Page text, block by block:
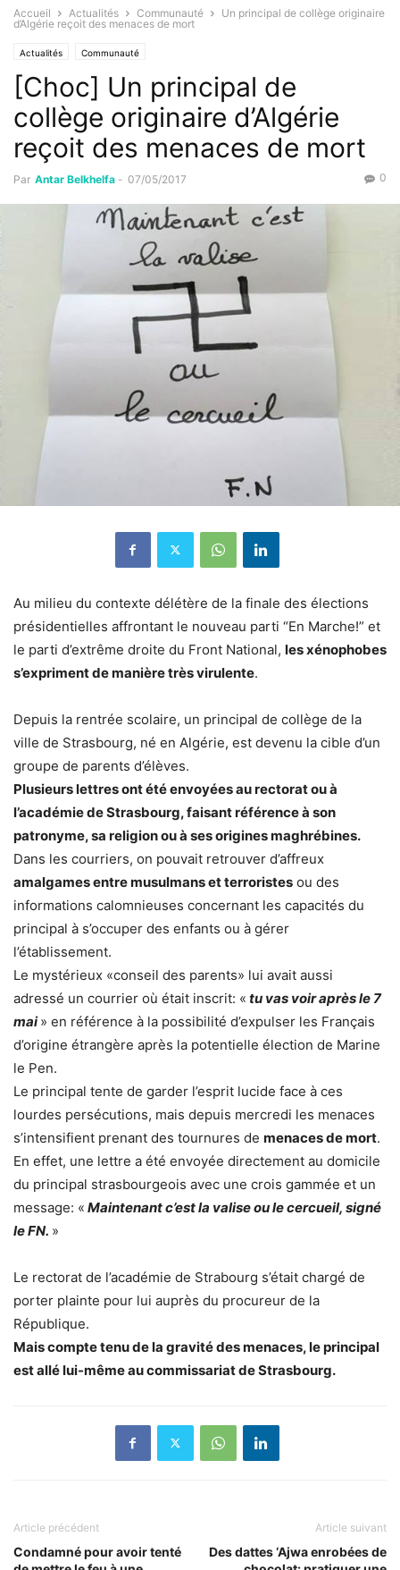
Accueil Actualités Communauté
Un principal de collège originaire
d’Algérie reçoit des menaces de mort
Actualités Communauté
[Choc] Un principal de
collège originaire d’Algérie
reçoit des menaces de mort
Par Antar Belkhelfa - 07/05/2017 0
Au milieu du contexte délétère de la finale des élections
présidentielles affrontant le nouveau parti “En Marche!” et
le parti d’extrême droite du Front National, les xénophobes
s’expriment de manière très virulente.
Depuis la rentrée scolaire, un principal de collège de la
ville de Strasbourg, né en Algérie, est devenu la cible d’un
groupe de parents d’élèves.
Plusieurs lettres ont été envoyées au rectorat ou à
l’académie de Strasbourg, faisant référence à son
patronyme, sa religion ou à ses origines maghrébines.
Dans les courriers, on pouvait retrouver d’affreux
amalgames entre musulmans et terroristes ou des
informations calomnieuses concernant les capacités du
principal à s’occuper des enfants ou à gérer
l’établissement.
Le mystérieux «conseil des parents» lui avait aussi
adressé un courrier où était inscrit: « tu vas voir après le 7
mai » en référence à la possibilité d’expulser les Français
d’origine étrangère après la potentielle élection de Marine
le Pen.
Le principal tente de garder l’esprit lucide face à ces
lourdes persécutions, mais depuis mercredi les menaces
s’intensifient prenant des tournures de menaces de mort.
En effet, une lettre a été envoyée directement au domicile
du principal strasbourgeois avec une crois gammée et un
message: « Maintenant c’est la valise ou le cercueil, signé
le FN. »
Le rectorat de l’académie de Strabourg s’était chargé de
porter plainte pour lui auprès du procureur de la
République.
Mais compte tenu de la gravité des menaces, le principal
est allé lui-même au commissariat de Strasbourg.
Article précédent
Condamné pour avoir tenté
Article suivant
Des dattes ‘Ajwa enrobées de